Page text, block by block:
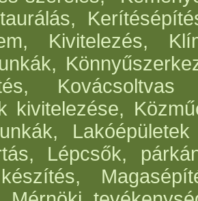
Kivitelezés,
kivitelezése,
Lépcsők,